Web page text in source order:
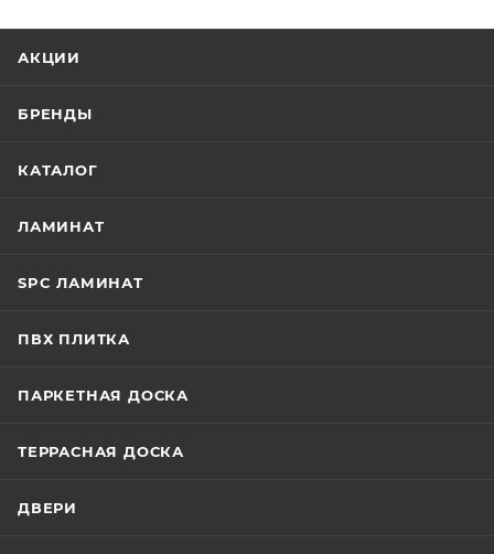
АКЦИИ
БРЕНДЫ
КАТАЛОГ
ЛАМИНАТ
SPC ЛАМИНАТ
ПВХ ПЛИТКА
ПАРКЕТНАЯ ДОСКА
ТЕРРАСНАЯ ДОСКА
ДВЕРИ